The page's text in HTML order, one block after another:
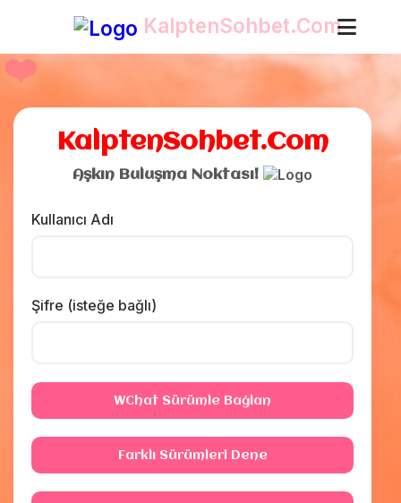
KalptenSohbet.Com
KalptenSohbet.Com
Aşkın Buluşma Noktası!
Kullanıcı Adı
Şifre (isteğe bağlı)
WChat Sürümle Bağlan
Farklı Sürümleri Dene